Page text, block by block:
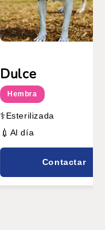
Dulce
Hembra
⚕️Esterilizada
💉 Al día
Contactar